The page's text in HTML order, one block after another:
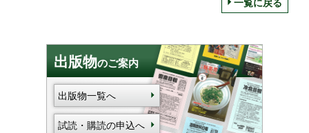
出版物のご案内
出版物一覧へ
試読・購読の申込へ